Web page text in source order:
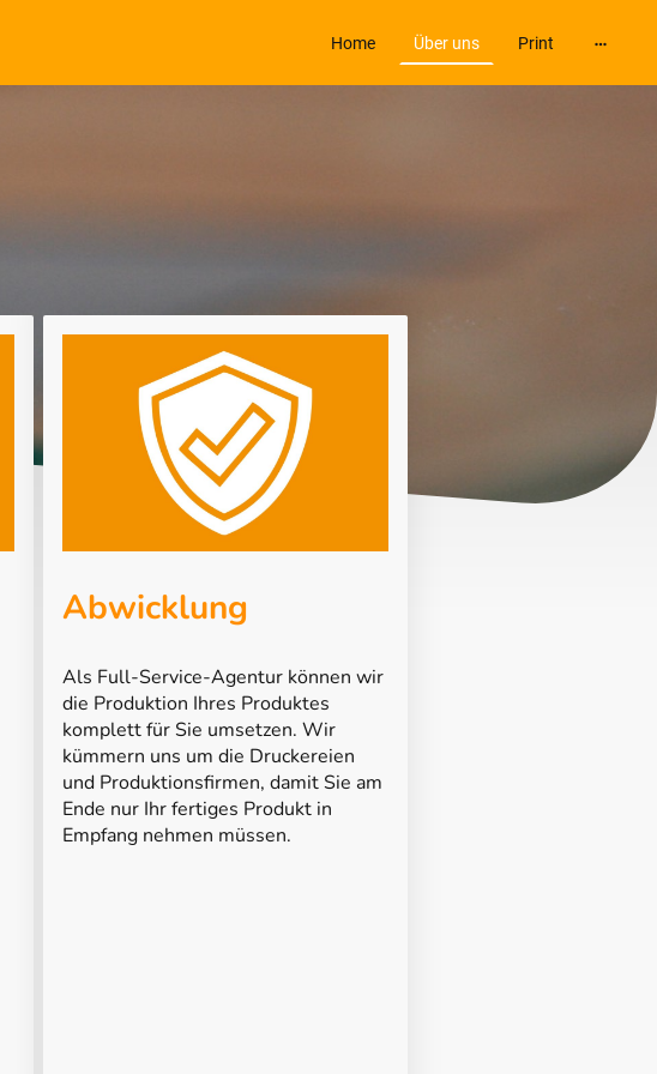
Home Über uns Print
Abwicklung
Als Full-Service-Agentur können wir
die Produktion Ihres Produktes
komplett für Sie umsetzen. Wir
kümmern uns um die Druckereien
und Produktionsfirmen, damit Sie am
Ende nur Ihr fertiges Produkt in
Empfang nehmen müssen.